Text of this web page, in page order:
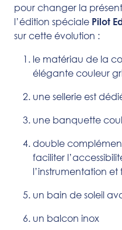
pour changer la
l’édition spéciale Pilot
sur cette évolution :
le matériau de la
élégante couleur
une sellerie est
une banquette
double
faciliter
l’instrumentation
un bain de soleil
un balcon inox